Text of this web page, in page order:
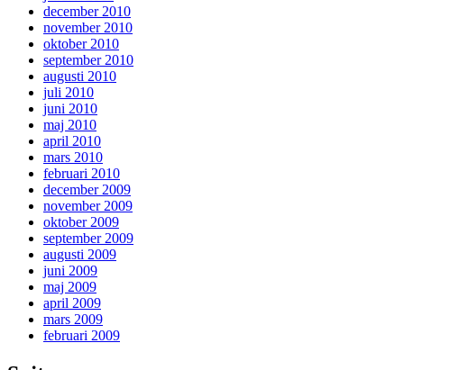
december 2010
november 2010
oktober 2010
september 2010
augusti 2010
juli 2010
juni 2010
maj 2010
april 2010
mars 2010
februari 2010
december 2009
november 2009
oktober 2009
september 2009
augusti 2009
juni 2009
maj 2009
april 2009
mars 2009
februari 2009